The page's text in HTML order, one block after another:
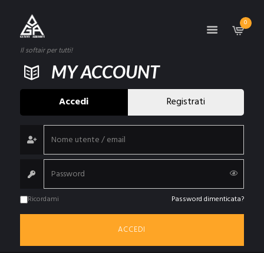
Il softair per tutti!
0
MY ACCOUNT
Accedi Registrati
Ricordami Password dimenticata?
ACCEDI